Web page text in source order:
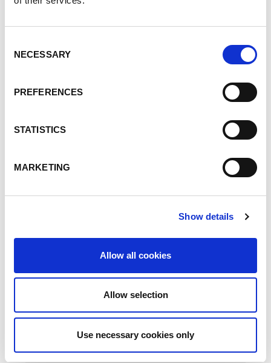
Selection
NECESSARY
PREFERENCES
STATISTICS
MARKETING
Show details
Allow all cookies
Allow selection
Use necessary cookies only
Rychlá přestavba z kompaktního systému
řešením Lorch Connect z výroby.
aktualizace probíhají pohodlně přes
WLAN.
Nové procesy před zakoupením